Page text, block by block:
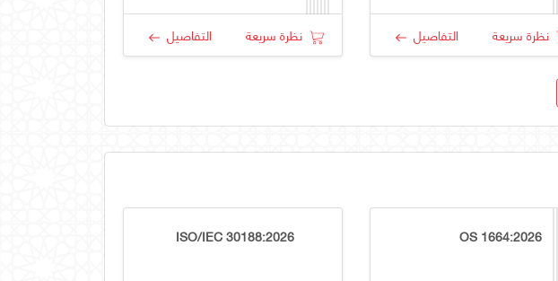
نظرة سريعة التفاصيل نظرة سريعة التفاصيل
OS 1664:2026
ISO/IEC 30188:2026